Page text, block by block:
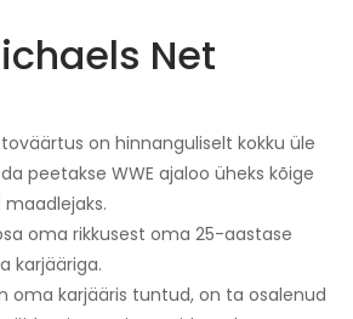
Net
on hinnanguliselt kokku üle
peetakse WWE ajaloo üheks kõige
oma rikkusest oma 25-aastase
karjääriga.
oma karjääris tuntud, on ta osalenud